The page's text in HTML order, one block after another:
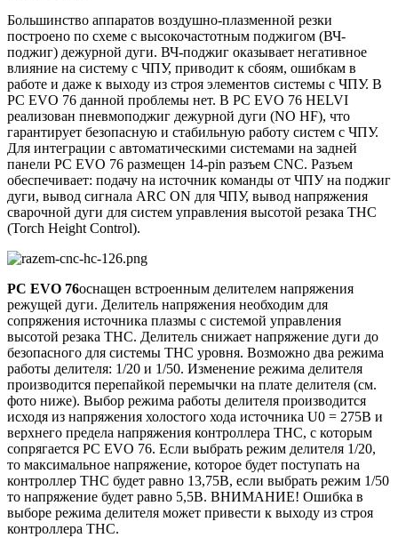
Большинство аппаратов воздушно-плазменной резки
построено по схеме с высокочастотным поджигом (ВЧ-
поджиг) дежурной дуги. ВЧ-поджиг оказывает негативное
влияние на систему с ЧПУ, приводит к сбоям, ошибкам в
работе и даже к выходу из строя элементов системы с ЧПУ. В
PC EVO 76 данной проблемы нет. В PC EVO 76 HELVI
реализован пневмоподжиг дежурной дуги (NO HF), что
гарантирует безопасную и стабильную работу систем с ЧПУ.
Для интеграции с автоматическими системами на задней
панели PC EVO 76 размещен 14-pin разъем CNC. Разъем
обеспечивает: подачу на источник команды от ЧПУ на поджиг
дуги, вывод сигнала ARC ON для ЧПУ, вывод напряжения
сварочной дуги для систем управления высотой резака ТНС
(Torch Height Control).
PC EVO 76оснащен встроенным делителем напряжения
режущей дуги. Делитель напряжения необходим для
сопряжения источника плазмы с системой управления
высотой резака ТНС. Делитель снижает напряжение дуги до
безопасного для системы ТНС уровня. Возможно два режима
работы делителя: 1/20 и 1/50. Изменение режима делителя
производится перепайкой перемычки на плате делителя (см.
фото ниже). Выбор режима работы делителя производится
исходя из напряжения холостого хода источника U0 = 275В и
верхнего предела напряжения контроллера ТНС, с которым
сопрягается PC EVO 76. Если выбрать режим делителя 1/20,
то максимальное напряжение, которое будет поступать на
контроллер ТНС будет равно 13,75В, если выбрать режим 1/50
то напряжение будет равно 5,5В. ВНИМАНИЕ! Ошибка в
выборе режима делителя может привести к выходу из строя
контроллера ТНС.